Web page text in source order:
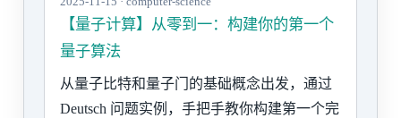
【量子计算】从零到一：构建你的第一个
量子算法
从量子比特和量子门的基础概念出发，通过
Deutsch 问题实例，手把手教你构建第一个完